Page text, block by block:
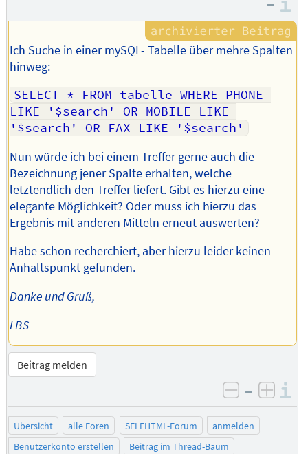
Ich Suche in einer mySQL- Tabelle über mehre Spalten
hinweg:
SELECT * FROM tabelle WHERE PHONE
LIKE '$search' OR MOBILE LIKE
'$search' OR FAX LIKE '$search'
Nun würde ich bei einem Treffer gerne auch die
Bezeichnung jener Spalte erhalten, welche
letztendlich den Treffer liefert. Gibt es hierzu eine
elegante Möglichkeit? Oder muss ich hierzu das
Ergebnis mit anderen Mitteln erneut auswerten?
Habe schon recherchiert, aber hierzu leider keinen
Anhaltspunkt gefunden.
Danke und Gruß,
LBS
Beitrag melden
negativ
–
Übersicht alle Foren SELFHTML-Forum
anmelden
Benutzerkonto erstellen
Beitrag im Thread-Baum